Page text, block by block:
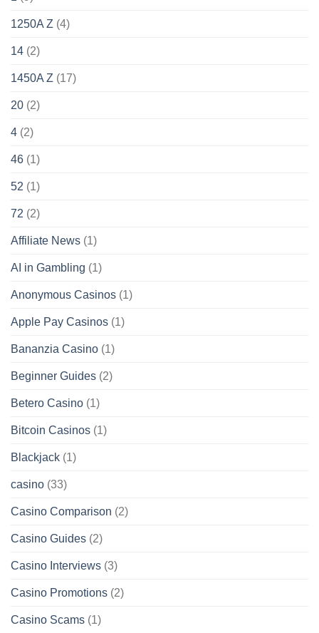
1250A Z (4)
14 (2)
1450A Z (17)
20 (2)
4 (2)
46 (1)
52 (1)
72 (2)
Affiliate News (1)
AI in Gambling (1)
Anonymous Casinos (1)
Apple Pay Casinos (1)
Bananzia Casino (1)
Beginner Guides (2)
Betero Casino (1)
Bitcoin Casinos (1)
Blackjack (1)
casino (33)
Casino Comparison (2)
Casino Guides (2)
Casino Interviews (3)
Casino Promotions (2)
Casino Scams (1)